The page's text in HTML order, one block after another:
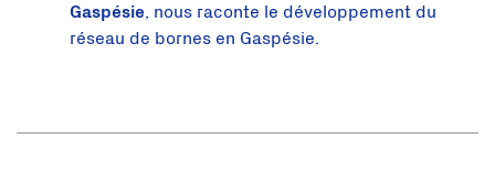
Gaspésie, nous raconte le développement du
réseau de bornes en Gaspésie.